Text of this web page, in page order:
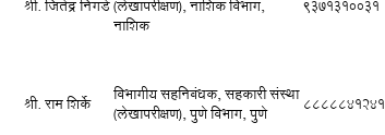
श्री. जितेंद्र निगडे(लेखापरीक्षण), नाशिक विभाग,
नाशिक
9371310031
श्री. राम शिर्के विभागीय सहनिबंधक, सहकारी संस्था
(लेखापरीक्षण), पुणे विभाग, पुणे 8888841241